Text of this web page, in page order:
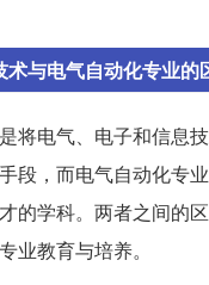
术与电气自动化专业的
将电气、电子和信息
段，而电气自动化专
的学科。两者之间的
业教育与培养。